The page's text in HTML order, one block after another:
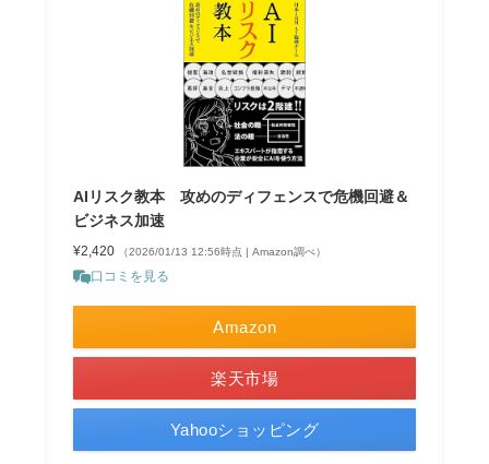
AIリスク教本 攻めのディフェンスで危機回避＆
ビジネス加速
¥2,420 （2026/01/13 12:56時点 | Amazon調べ）
口コミを見る
Amazon
楽天市場
Yahooショッピング